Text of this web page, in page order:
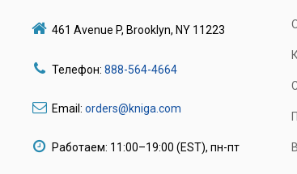
461 Avenue P, Brooklyn, NY 11223
Телефон: 888-564-4664
Email: orders@kniga.com
Работаем: 11:00–19:00 (EST), пн-пт